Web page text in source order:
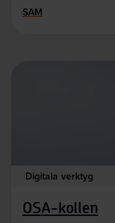
SAM
Digitala verktyg
OSA-kollen